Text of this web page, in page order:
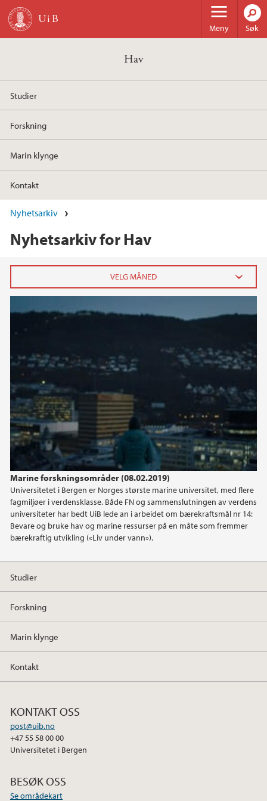
Hopp til hovedinnhold
Meny Søk
Hav
Studier
Forskning
Marin klynge
Kontakt
Nyhetsarkiv
Nyhetsarkiv for Hav
Marine forskningsområder (08.02.2019)
Universitetet i Bergen er Norges største marine universitet, med flere
fagmiljøer i verdensklasse. Både FN og sammenslutningen av verdens
universiteter har bedt UiB lede an i arbeidet om bærekraftsmål nr 14:
Bevare og bruke hav og marine ressurser på en måte som fremmer
bærekraftig utvikling («Liv under vann»).
januar (2)
2024
2022
2021
2020
Studier
Forskning
Marin klynge
Kontakt
KONTAKT OSS
post@uib.no
+47 55 58 00 00
Universitetet i Bergen
BESØK OSS
Se områdekart